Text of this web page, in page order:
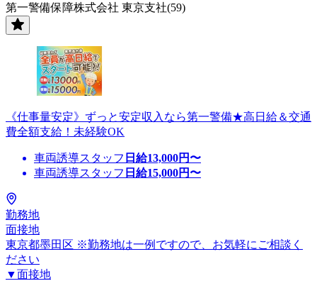
第一警備保障株式会社 東京支社(59)
《仕事量安定》ずっと安定収入なら第一警備★高日給＆交通
費全額支給！未経験OK
車両誘導スタッフ 日給13,000円〜
車両誘導スタッフ 日給15,000円〜
勤務地
面接地
東京都墨田区 ※勤務地は一例ですので、お気軽にご相談く
ださい
▼面接地